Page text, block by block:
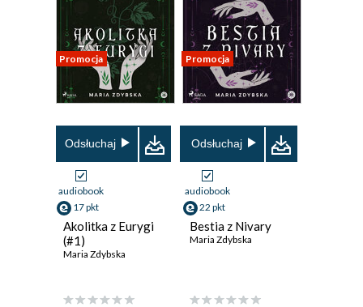
Promocja
Odsłuchaj
audiobook
17 pkt
Akolitka z Eurygi
(#1)
Maria Zdybska
Promocja
Odsłuchaj
audiobook
22 pkt
Bestia z Nivary
Maria Zdybska